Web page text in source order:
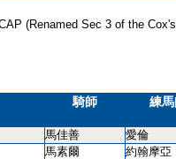
(Renamed Sec 3 of the Cox's
騎師 練
馬佳善 愛倫
馬素爾 約翰摩亞